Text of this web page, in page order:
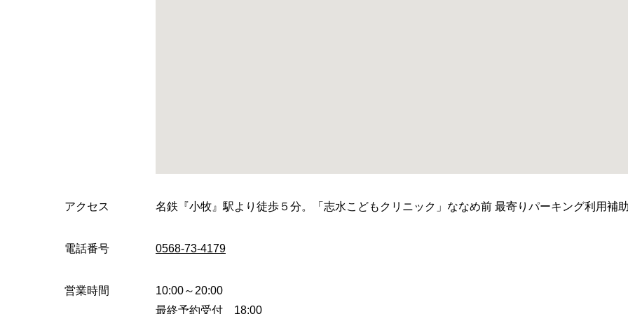
アクセス 名鉄『小牧』駅より徒歩５分。「志水こどもクリニック」ななめ前 最寄りパーキング利用補
電話番号 0568-73-4179
営業時間
10:00～20:00
最終予約受付 18:00